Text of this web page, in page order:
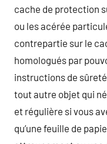
cache de protection
ou les acérée
contrepartie sur le
homologués par
instructions de
tout autre objet qui
et régulière si vous
qu’une feuille de